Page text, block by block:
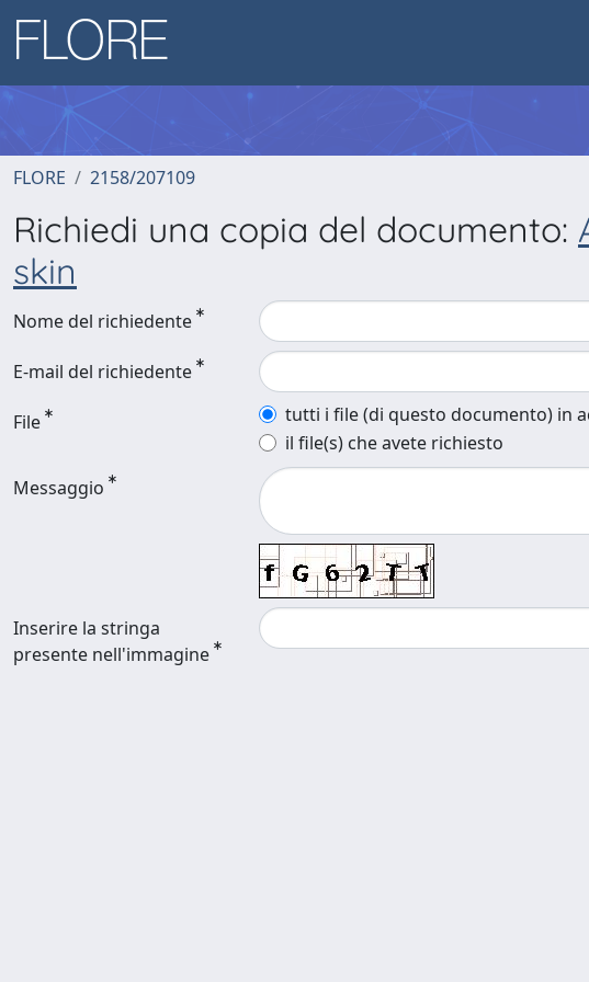
FLORE 2158/207109
Richiedi una copia del documento:
skin
Nome del richiedente
E-mail del richiedente
File
tutti i file (di questo documento) in
il file(s) che avete richiesto
Messaggio
Inserire la stringa
presente nell'immagine